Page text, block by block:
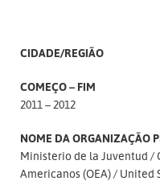
CIDADE/REGIÃO
COMEÇO – FIM
2011 – 2012
NOME DA ORGANIZAÇÃO
Ministerio de la Juventud
Americanos (OEA)
United